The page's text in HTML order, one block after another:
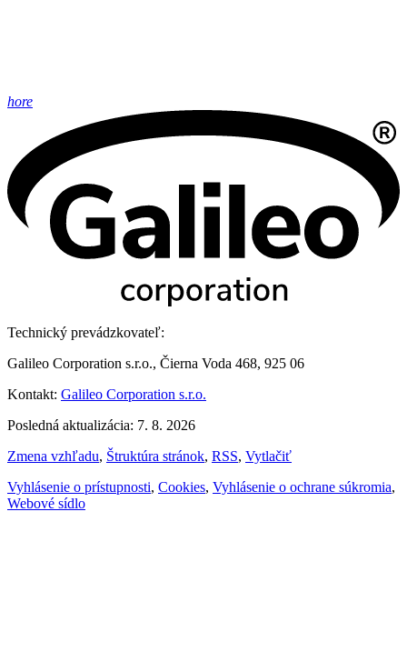
hore
Technický prevádzkovateľ:
Galileo Corporation s.r.o., Čierna Voda 468, 925 06
Kontakt: Galileo Corporation s.r.o.
Posledná aktualizácia: 7. 8. 2026
Zmena vzhľadu, Štruktúra stránok, RSS, Vytlačiť
Vyhlásenie o prístupnosti, Cookies, Vyhlásenie o ochrane súkromia,
Webové sídlo